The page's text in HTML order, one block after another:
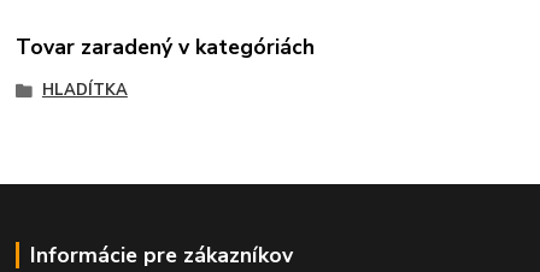
Tovar zaradený v kategóriách
HLADÍTKA
Informácie pre zákazníkov